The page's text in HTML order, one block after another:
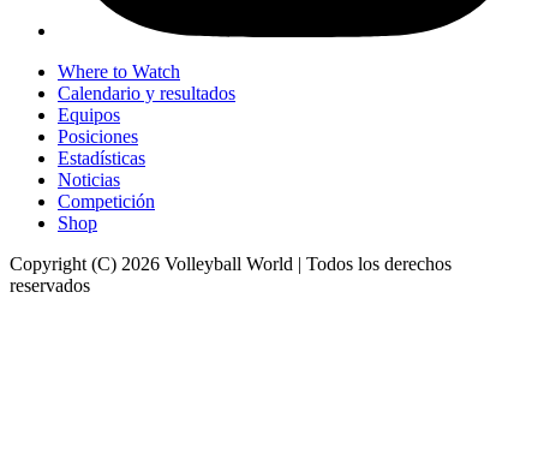
Where to Watch
Calendario y resultados
Equipos
Posiciones
Estadísticas
Noticias
Competición
Shop
Copyright (C) 2026 Volleyball World | Todos los derechos
reservados